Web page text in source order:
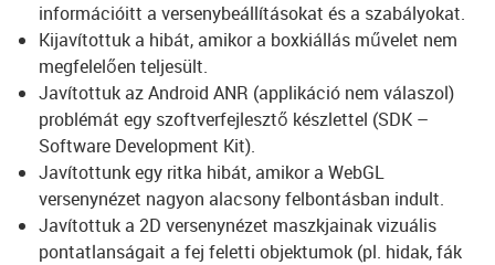
információitt a versenybeállításokat és a szabályokat.
Kijavítottuk a hibát, amikor a boxkiállás művelet nem
megfelelően teljesült.
Javítottuk az Android ANR (applikáció nem válaszol)
problémát egy szoftverfejlesztő készlettel (SDK –
Software Development Kit).
Javítottunk egy ritka hibát, amikor a WebGL
versenynézet nagyon alacsony felbontásban indult.
Javítottuk a 2D versenynézet maszkjainak vizuális
pontatlanságait a fej feletti objektumok (pl. hidak, fák